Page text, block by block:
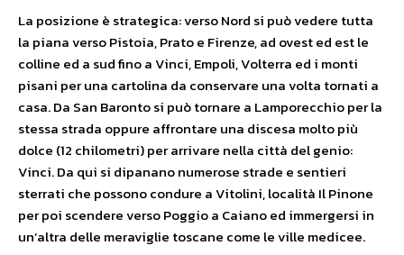
La posizione è strategica: verso Nord si può vedere tutta
la piana verso Pistoia, Prato e Firenze, ad ovest ed est le
colline ed a sud fino a Vinci, Empoli, Volterra ed i monti
pisani per una cartolina da conservare una volta tornati a
casa. Da San Baronto si può tornare a Lamporecchio per la
stessa strada oppure affrontare una discesa molto più
dolce (12 chilometri) per arrivare nella città del genio:
Vinci. Da qui si dipanano numerose strade e sentieri
sterrati che possono condure a Vitolini, località Il Pinone
per poi scendere verso Poggio a Caiano ed immergersi in
un’altra delle meraviglie toscane come le ville medicee.